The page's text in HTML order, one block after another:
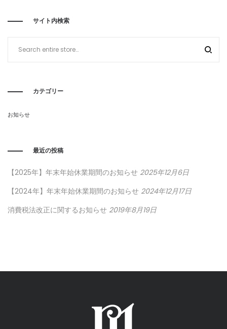
サイト内検索
カテゴリー
お知らせ
最近の投稿
【2025年】年末年始休業期間のお知らせ 2025年12月6日
【2024年】年末年始休業期間のお知らせ 2024年12月17日
消費税法改正に関するお知らせ 2019年8月19日